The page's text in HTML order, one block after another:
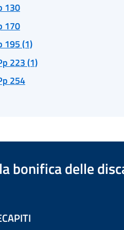
130
170
195 (1)
223 (1)
254
bonifica delle